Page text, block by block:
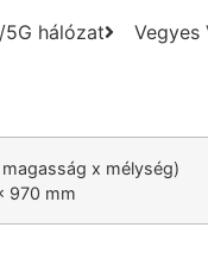
5G hálózat Vegyes
x mélység)
970 mm